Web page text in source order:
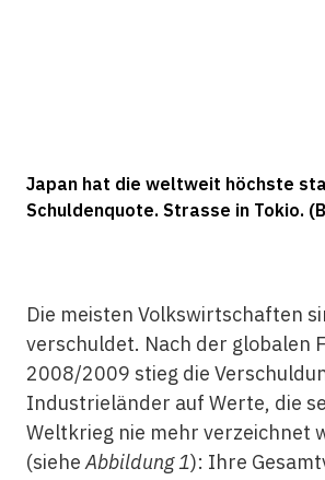
Japan hat die weltweit höchste
Schuldenquote. Strasse in Tokio.
Die meisten Volkswirtschaften
verschuldet. Nach der globalen
2008/2009 stieg die
Industrieländer auf Werte, die
Weltkrieg nie mehr verzeichnet
(sieheAbbildung 1): Ihre